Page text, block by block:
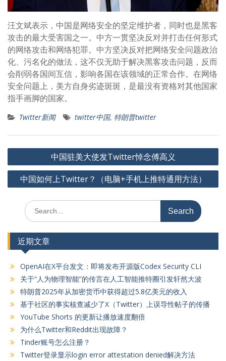
汪文斌表示，中国是网络安全的坚定维护者，同时也是黑客
攻击的最大受害国之一。中方一贯坚决反对并打击任何形式
的网络攻击和网络犯罪。中方坚决反对把网络安全问题政治
化、污名化的做法，这不仅无助于解决黑客攻击问题，反而
会削弱各国间互信，影响各国在该领域的正常合作。在网络
安全问题上，美方自身劣迹斑斑，是最没有资格对其他国家
指手画脚的国家。
Twitter新闻 twitter中国, 特朗普twitter
文
章
中国驻美大使发Twitter悼念傅高义
中国如何上Twitter？（电脑+手机上推特通用方法）
Search
for:
近期文章
OpenAI在X平台发文：即将发布开源版Codex Security CLI
关于“人为物理智能”的传言在人工智能推特圈引发轩然大波
特朗普2025年从加密货币中获得超过5.8亿美元的收入
基于社区的事实核查减少了X（Twitter）上误导性帖子的传播
YouTube Shorts 的更新让播放速度翻倍
为什么Twitter和Reddit出现故障？
Tinder账号怎么注册？
Twitter登录显示login error attestation denied解决方法